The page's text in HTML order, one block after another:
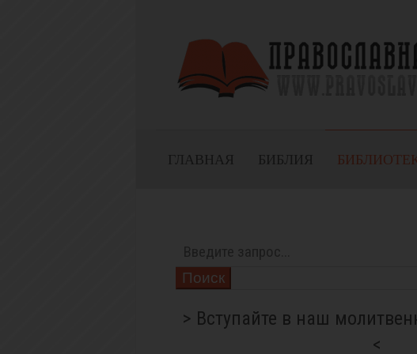
ГЛАВНАЯ БИБЛИЯ
Поиск
> Вступайте в наш
<